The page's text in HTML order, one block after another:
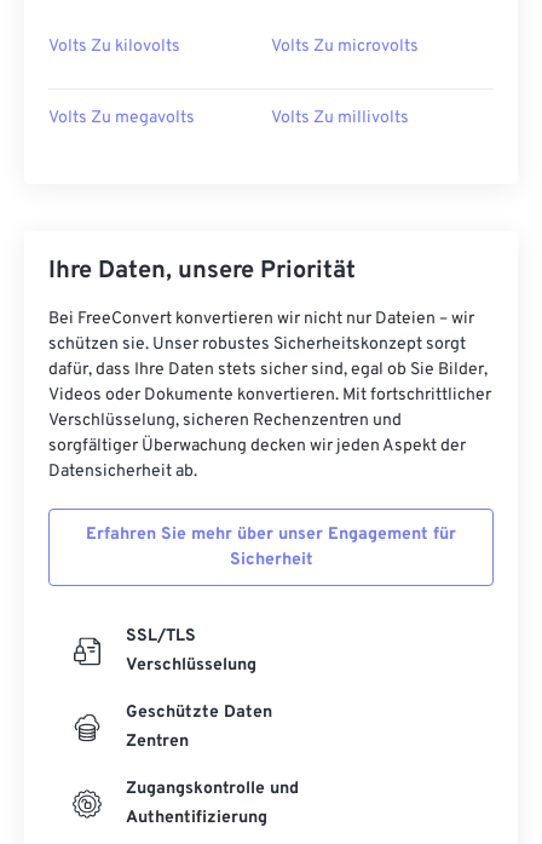
Volts Zu kilovolts Volts Zu microvolts
Volts Zu megavolts Volts Zu millivolts
Ihre Daten, unsere Priorität
Bei FreeConvert konvertieren wir nicht nur Dateien – wir
schützen sie. Unser robustes Sicherheitskonzept sorgt
dafür, dass Ihre Daten stets sicher sind, egal ob Sie Bilder,
Videos oder Dokumente konvertieren. Mit fortschrittlicher
Verschlüsselung, sicheren Rechenzentren und
sorgfältiger Überwachung decken wir jeden Aspekt der
Datensicherheit ab.
Erfahren Sie mehr über unser Engagement für
Sicherheit
SSL/TLS
Verschlüsselung
Geschützte Daten
Zentren
Zugangskontrolle und
Authentifizierung